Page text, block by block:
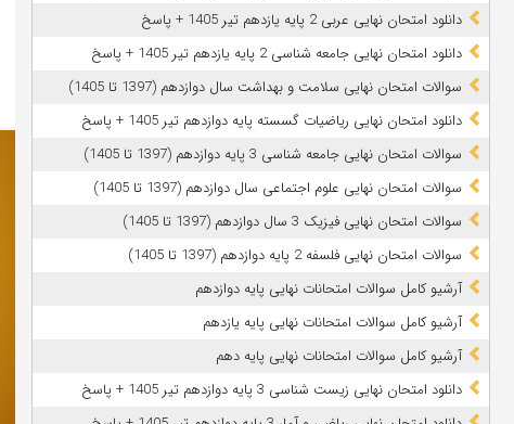
دانلود امتحان نهایی عربی 2 پایه یازدهم تیر 1405 + پاسخ
دانلود امتحان نهایی جامعه شناسی 2 پایه یازدهم تیر 1405 + پاسخ
سوالات امتحان نهایی سلامت و بهداشت سال دوازدهم (1397 تا 1405)
دانلود امتحان نهایی ریاضیات گسسته پایه دوازدهم تیر 1405 + پاسخ
سوالات امتحان نهایی جامعه شناسی 3 پایه دوازدهم (1397 تا 1405)
سوالات امتحان نهایی علوم اجتماعی سال دوازدهم (1397 تا 1405)
سوالات امتحان نهایی فیزیک 3 سال دوازدهم (1397 تا 1405)
سوالات امتحان نهایی فلسفه 2 پایه دوازدهم (1397 تا 1405)
آرشیو کامل سوالات امتحانات نهایی پایه دوازدهم
آرشیو کامل سوالات امتحانات نهایی پایه یازدهم
آرشیو کامل سوالات امتحانات نهایی پایه دهم
دانلود امتحان نهایی زیست شناسی 3 پایه دوازدهم تیر 1405 + پاسخ